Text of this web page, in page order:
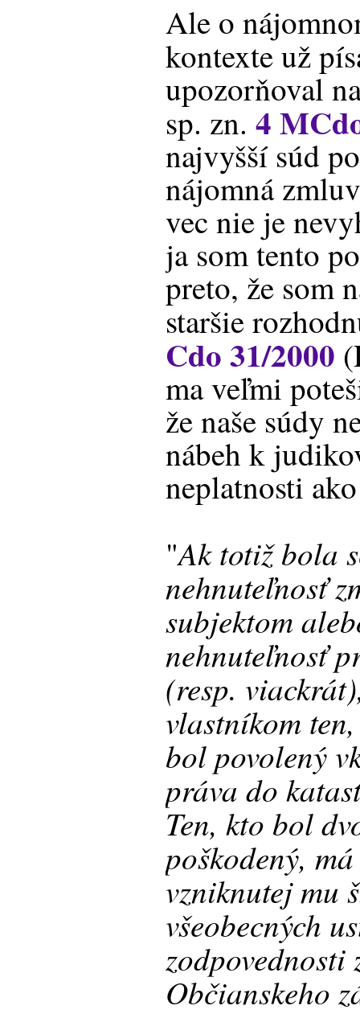
Ale o
kontexte už
upozorňoval
sp. zn.4
najvyšší súd
nájomná
vec nie je
ja som tento
preto, že som
staršie
Cdo 31/2000
ma veľmi
že naše súdy
nábeh k
neplatnosti
"Ak totiž bola
nehnuteľnosť
subjektom
nehnuteľnosť
(resp.
vlastníkom
bol povolený
práva do
Ten, kto bol
poškodený,
vzniknutej mu
všeobecných
zodpovednosti
Občianskeho